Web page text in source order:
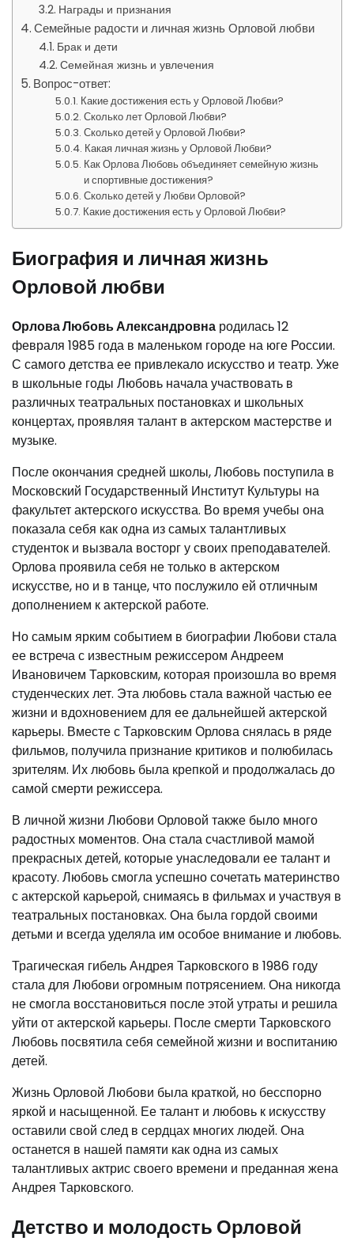
Награды и признания
Семейные радости и личная жизнь Орловой любви
Брак и дети
Семейная жизнь и увлечения
Вопрос-ответ:
Какие достижения есть у Орловой Любви?
Сколько лет Орловой Любви?
Сколько детей у Орловой Любви?
Какая личная жизнь у Орловой Любви?
Как Орлова Любовь объединяет семейную жизнь
и спортивные достижения?
Сколько детей у Любви Орловой?
Какие достижения есть у Орловой Любви?
Биография и личная жизнь
Орловой любви
Орлова Любовь Александровна родилась 12
февраля 1985 года в маленьком городе на юге России.
С самого детства ее привлекало искусство и театр. Уже
в школьные годы Любовь начала участвовать в
различных театральных постановках и школьных
концертах, проявляя талант в актерском мастерстве и
музыке.
После окончания средней школы, Любовь поступила в
Московский Государственный Институт Культуры на
факультет актерского искусства. Во время учебы она
показала себя как одна из самых талантливых
студенток и вызвала восторг у своих преподавателей.
Орлова проявила себя не только в актерском
искусстве, но и в танце, что послужило ей отличным
дополнением к актерской работе.
Но самым ярким событием в биографии Любови стала
ее встреча с известным режиссером Андреем
Ивановичем Тарковским, которая произошла во время
студенческих лет. Эта любовь стала важной частью ее
жизни и вдохновением для ее дальнейшей актерской
карьеры. Вместе с Тарковским Орлова снялась в ряде
фильмов, получила признание критиков и полюбилась
зрителям. Их любовь была крепкой и продолжалась до
самой смерти режиссера.
В личной жизни Любови Орловой также было много
радостных моментов. Она стала счастливой мамой
прекрасных детей, которые унаследовали ее талант и
красоту. Любовь смогла успешно сочетать материнство
с актерской карьерой, снимаясь в фильмах и участвуя в
театральных постановках. Она была гордой своими
детьми и всегда уделяла им особое внимание и любовь.
Трагическая гибель Андрея Тарковского в 1986 году
стала для Любови огромным потрясением. Она никогда
не смогла восстановиться после этой утраты и решила
уйти от актерской карьеры. После смерти Тарковского
Любовь посвятила себя семейной жизни и воспитанию
детей.
Жизнь Орловой Любови была краткой, но бесспорно
яркой и насыщенной. Ее талант и любовь к искусству
оставили свой след в сердцах многих людей. Она
останется в нашей памяти как одна из самых
талантливых актрис своего времени и преданная жена
Андрея Тарковского.
Детство и молодость Орловой